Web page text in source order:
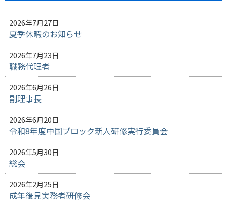
2026年7月27日
夏季休暇のお知らせ
2026年7月23日
職務代理者
2026年6月26日
副理事長
2026年6月20日
令和8年度中国ブロック新人研修実行委員会
2026年5月30日
総会
2026年2月25日
成年後見実務者研修会